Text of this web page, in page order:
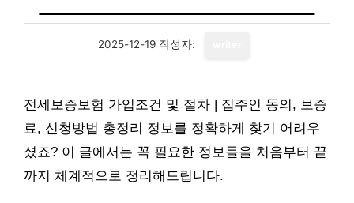
2025-12-19 작성자:
전세보증보험 가입조건 및 절차 | 집주인 동의, 보증
료, 신청방법 총정리 정보를 정확하게 찾기 어려우
셨죠? 이 글에서는 꼭 필요한 정보들을 처음부터 끝
까지 체계적으로 정리해드립니다.